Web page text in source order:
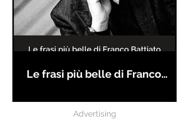
Le frasi più belle di Franco
Advertising